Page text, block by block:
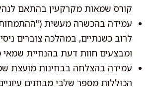
קורס שמאות מקרקעין בהתאם
עמידה בהכשרה מעשית
לרוב כשנתיים, במהלכה צוברים
ומבצעים חוות דעת בהנחיית שמאי
עמידה בהצלחה בבחינות מועצת
הכוללות מספר שלבי מבחנים